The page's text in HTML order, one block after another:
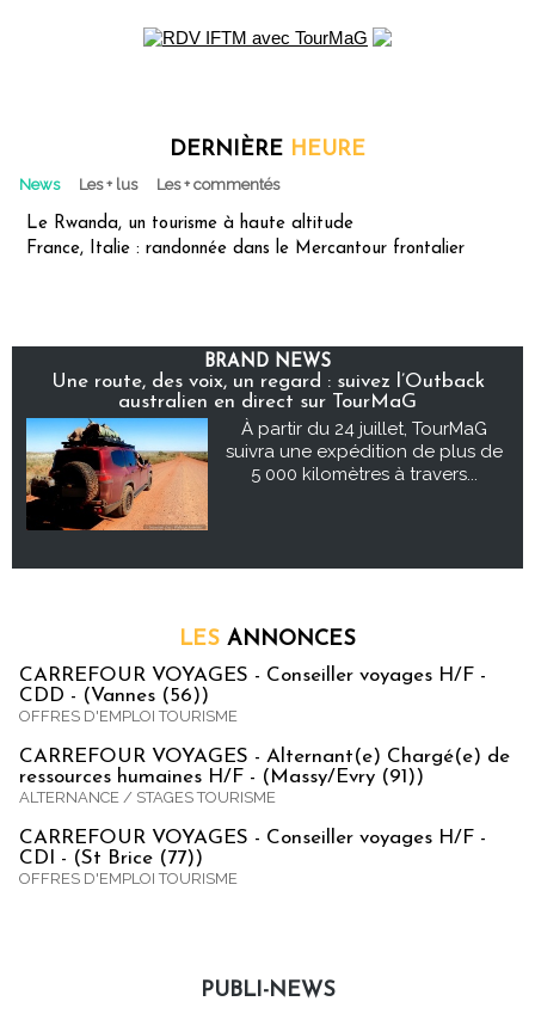
DERNIÈRE HEURE
News Les + lus Les + commentés
Le Rwanda, un tourisme à haute altitude
France, Italie : randonnée dans le Mercantour frontalier
BRAND NEWS
Une route, des voix, un regard : suivez l’Outback
australien en direct sur TourMaG
À partir du 24 juillet, TourMaG
suivra une expédition de plus de
5 000 kilomètres à travers...
LES ANNONCES
CARREFOUR VOYAGES - Conseiller voyages H/F -
CDD - (Vannes (56))
OFFRES D'EMPLOI TOURISME
CARREFOUR VOYAGES - Alternant(e) Chargé(e) de
ressources humaines H/F - (Massy/Evry (91))
ALTERNANCE / STAGES TOURISME
CARREFOUR VOYAGES - Conseiller voyages H/F -
CDI - (St Brice (77))
OFFRES D'EMPLOI TOURISME
PUBLI-NEWS